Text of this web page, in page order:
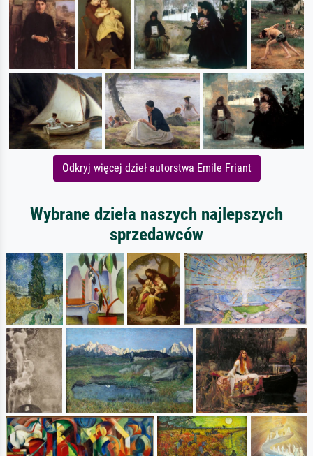
Odkryj więcej dzieł autorstwa Emile Friant
Wybrane dzieła naszych najlepszych
sprzedawców